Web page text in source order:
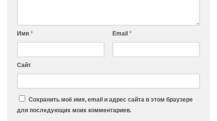
Имя * Email *
Сайт
Сохранить моё имя, email и адрес сайта в этом браузере
для последующих моих комментариев.